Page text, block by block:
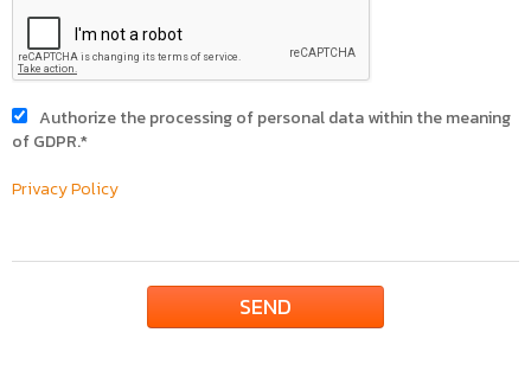
Authorize the processing of personal data within the meaning
of GDPR.*
Privacy Policy
SEND